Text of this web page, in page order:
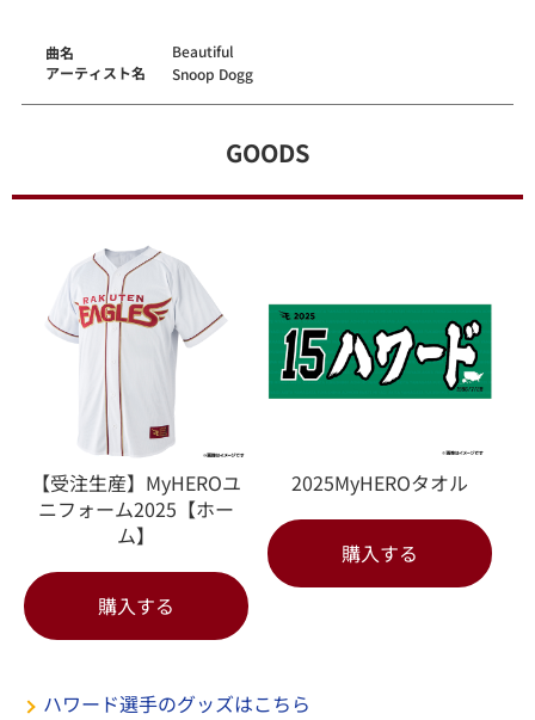
曲名
アーティスト名
Beautiful
Snoop Dogg
GOODS
【受注生産】MyHEROユ
ニフォーム2025【ホー
ム】
購入する
2025MyHEROタオル
購入する
ハワード選手のグッズはこちら